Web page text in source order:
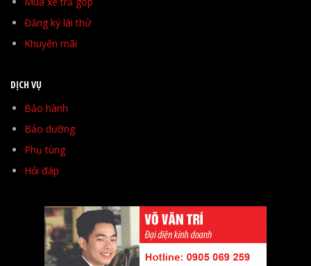
Đăng ký lái thử
Khuyến mãi
DỊCH VỤ
Bảo hành
Bảo dưỡng
Phụ tùng
Hỏi đáp